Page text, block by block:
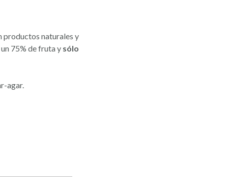
productos naturales y
75% de fruta y sólo
agar.